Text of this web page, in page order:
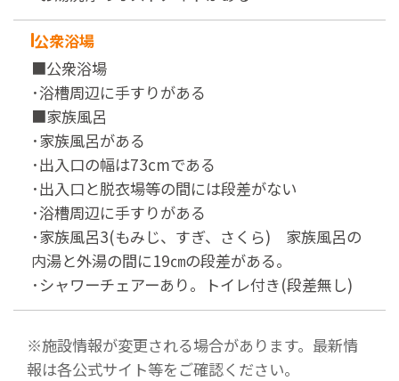
公衆浴場
■公衆浴場
･浴槽周辺に手すりがある
■家族風呂
･家族風呂がある
･出入口の幅は73cmである
･出入口と脱衣場等の間には段差がない
･浴槽周辺に手すりがある
･家族風呂3(もみじ、すぎ、さくら) 家族風呂の
内湯と外湯の間に19㎝の段差がある。
･シャワーチェアーあり。トイレ付き(段差無し)
※施設情報が変更される場合があります。最新情
報は各公式サイト等をご確認ください。